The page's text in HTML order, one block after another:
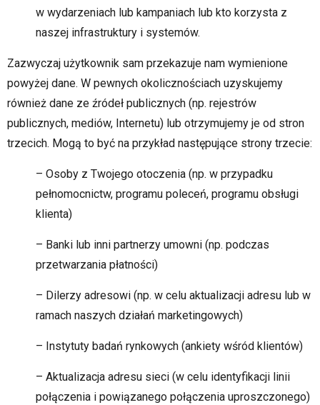
w wydarzeniach lub kampaniach lub kto korzysta z
naszej infrastruktury i systemów.
Zazwyczaj użytkownik sam przekazuje nam wymienione
powyżej dane. W pewnych okolicznościach uzyskujemy
również dane ze źródeł publicznych (np. rejestrów
publicznych, mediów, Internetu) lub otrzymujemy je od stron
trzecich. Mogą to być na przykład następujące strony trzecie:
– Osoby z Twojego otoczenia (np. w przypadku
pełnomocnictw, programu poleceń, programu obsługi
klienta)
– Banki lub inni partnerzy umowni (np. podczas
przetwarzania płatności)
– Dilerzy adresowi (np. w celu aktualizacji adresu lub w
ramach naszych działań marketingowych)
– Instytuty badań rynkowych (ankiety wśród klientów)
– Aktualizacja adresu sieci (w celu identyfikacji linii
połączenia i powiązanego połączenia uproszczonego)